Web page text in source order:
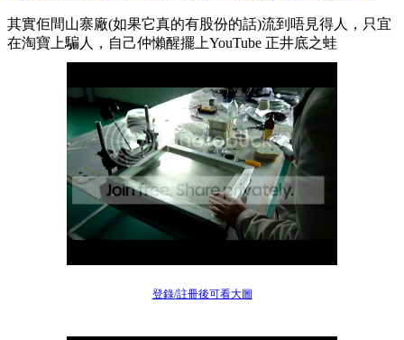
其實佢間山寨廠(如果它真的有股份的話)流到唔見得人，只宜
在淘寶上騙人，自己仲懶醒擺上YouTube 正井底之蛙
登錄/註冊後可看大圖